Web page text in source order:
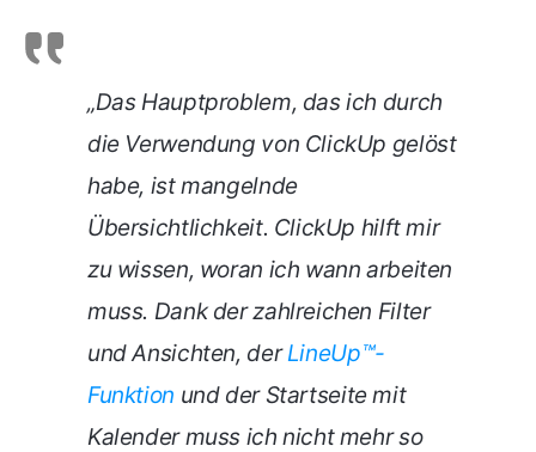
„Das Hauptproblem, das ich durch
die Verwendung von ClickUp gelöst
habe, ist mangelnde
Übersichtlichkeit. ClickUp hilft mir
zu wissen, woran ich wann arbeiten
muss. Dank der zahlreichen Filter
und Ansichten, derLineUp™️-
Funktion und der Startseite mit
Kalender muss ich nicht mehr so